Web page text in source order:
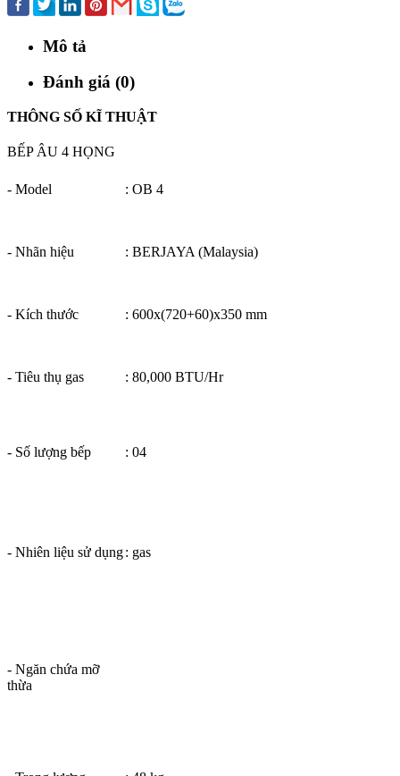
Mô tả
Đánh giá (0)
THÔNG SỐ KĨ THUẬT
BẾP ÂU 4 HỌNG
- Model : OB 4
- Nhãn hiệu : BERJAYA (Malaysia)
- Kích thước : 600x(720+60)x350 mm
- Tiêu thụ gas : 80,000 BTU/Hr
- Số lượng bếp : 04
- Nhiên liệu sử dụng: gas
- Ngăn chứa mỡ
thừa